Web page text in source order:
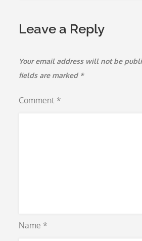
Leave a Reply
Your email address will not be
fields are marked *
Comment *
Name *